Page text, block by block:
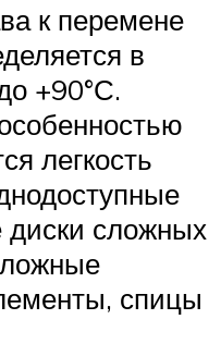
к перемене
в
+90°С.
легкость
диски сложных
спицы